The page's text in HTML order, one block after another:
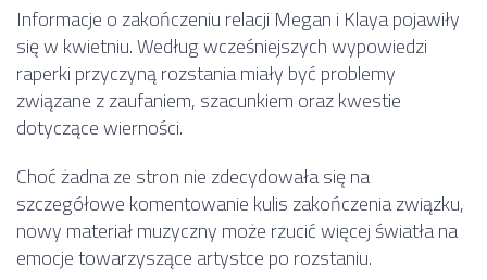
Informacje o zakończeniu relacji Megan i Klaya pojawiły
się w kwietniu. Według wcześniejszych wypowiedzi
raperki przyczyną rozstania miały być problemy
związane z zaufaniem, szacunkiem oraz kwestie
dotyczące wierności.
Choć żadna ze stron nie zdecydowała się na
szczegółowe komentowanie kulis zakończenia związku,
nowy materiał muzyczny może rzucić więcej światła na
emocje towarzyszące artystce po rozstaniu.